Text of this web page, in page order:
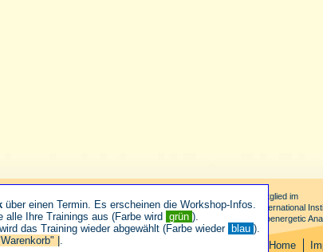
Mitglied im
International
Bioenergetic
Home
über einen Termin. Es erscheinen die Workshop-Infos.
alle Ihre Trainings aus (Farbe wird grün ).
das Training wieder abgewählt (Farbe wieder blau ).
| .